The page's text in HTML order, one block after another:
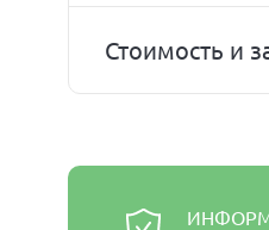
Стоимость и